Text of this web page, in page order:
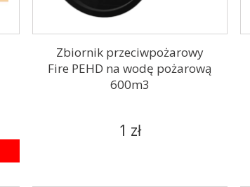
Zbiornik przeciwpożarowy
Fire PEHD na wodę pożarową
600m3
1 zł